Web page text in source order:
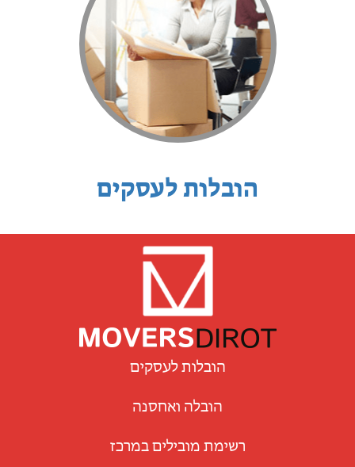
הובלות לעסקים
הובלות לעסקים
הובלה ואחסנה
רשימת מובילים במרכז